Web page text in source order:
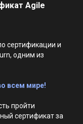
Agile
сертификации и
одним из
всем мире!
пройти
сертификат за